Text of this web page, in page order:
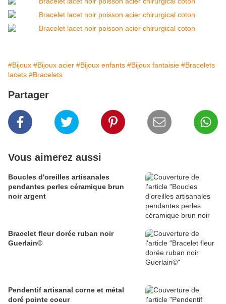
#Bijoux #Bijoux acier #Bijoux enfants #Bijoux fantaisie #Bracelets
lacets #Bracelets
Partager
Vous aimerez aussi
Boucles d'oreilles artisanales
pendantes perles céramique brun
noir argent
Bracelet fleur dorée ruban noir
Guerlain©
Pendentif artisanal corne et métal
doré pointe coeur